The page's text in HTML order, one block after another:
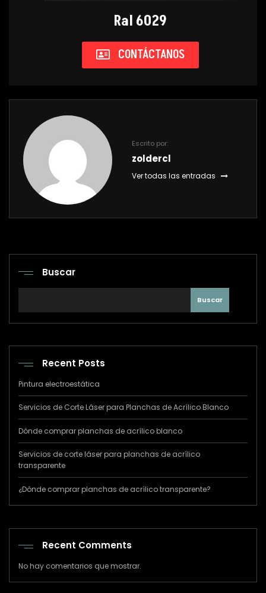
Ral 6029
CONTÁCTANOS
Escrito por:
zoldercl
Ver todas las entradas
Buscar
Buscar
Recent Posts
Pintura electroestática
Servicios de Corte Láser para Planchas de Acrílico Blanco
Dónde comprar planchas de acrílico blanco
Servicios de corte láser para planchas de acrílico
transparente
¿Dónde comprar planchas de acrílico transparente?
Recent Comments
No hay comentarios que mostrar.